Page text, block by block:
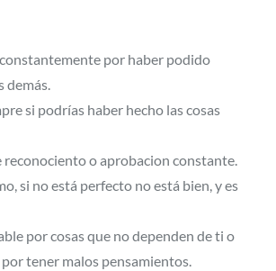
por haber podido
demás.
si podrías haber hecho las cosas
reconociento o aprobacion constante.
si no está perfecto no está bien, y es
por cosas que no dependen de ti o
tener malos pensamientos.